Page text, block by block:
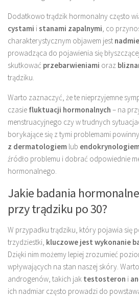
Dodatkowo trądzik hormonalny często
cystami istanami zapalnymi, co
charakterystycznym objawem jest
prowadząca do pojawienia się
skutkować przebarwieniami oraz
trądziku.
Warto zaznaczyć, że te nieprzyjemne
czasie fluktuacji hormonalnych – na
menstruacyjnego czy w trudnych
borykające się z tymi problemami
z dermatologiem lub
źródło problemu i dobrać odpowiednie
hormonalnego.
Jakie badania
przy trądziku po 30?
W przypadku trądziku, który pojawia się
trzydziestki, kluczowe jest wykonanie
Dzięki nim możemy lepiej zrozumieć
wpływających na stan naszej skóry.
androgenów, takich jak testosteron i
ich nadmiar często prowadzi do